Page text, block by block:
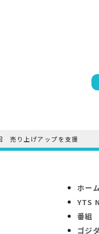
売り上げアップを支援
ホー
YTS
番組
ゴジ